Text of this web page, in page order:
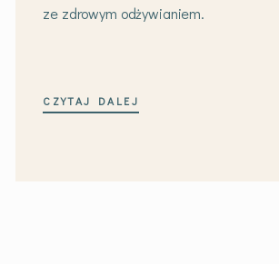
ze zdrowym odżywianiem.
CZYTAJ DALEJ